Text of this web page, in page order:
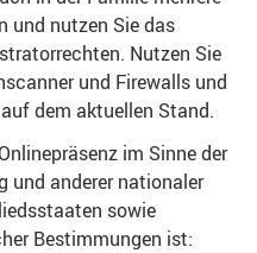
und nutzen Sie das
Nutzen Sie
und Firewalls und
dem aktuellen Stand.
im Sinne der
und anderer nationaler
sowie
Bestimmungen ist: